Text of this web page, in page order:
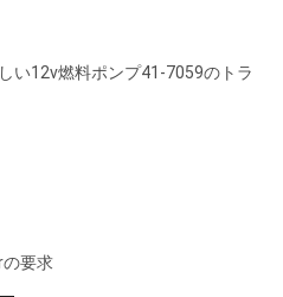
い12v燃料ポンプ41-7059のトラ
要求